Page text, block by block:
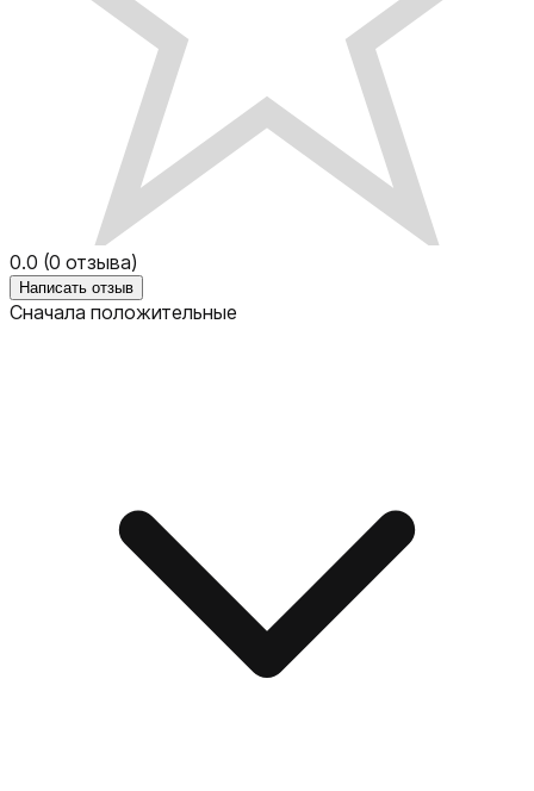
0.0 (0 отзыва)
Написать отзыв
Сначала положительные